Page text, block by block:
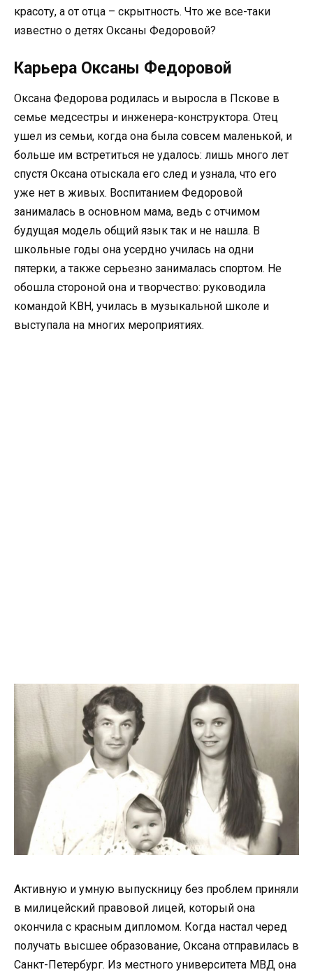
красоту, а от отца – скрытность. Что же все-таки
известно о детях Оксаны Федоровой?
Карьера Оксаны Федоровой
Оксана Федорова родилась и выросла в Пскове в
семье медсестры и инженера-конструктора. Отец
ушел из семьи, когда она была совсем маленькой, и
больше им встретиться не удалось: лишь много лет
спустя Оксана отыскала его след и узнала, что его
уже нет в живых. Воспитанием Федоровой
занималась в основном мама, ведь с отчимом
будущая модель общий язык так и не нашла. В
школьные годы она усердно училась на одни
пятерки, а также серьезно занималась спортом. Не
обошла стороной она и творчество: руководила
командой КВН, училась в музыкальной школе и
выступала на многих мероприятиях.
Активную и умную выпускницу без проблем приняли
в милицейский правовой лицей, который она
окончила с красным дипломом. Когда настал черед
получать высшее образование, Оксана отправилась в
Санкт-Петербург. Из местного университета МВД она